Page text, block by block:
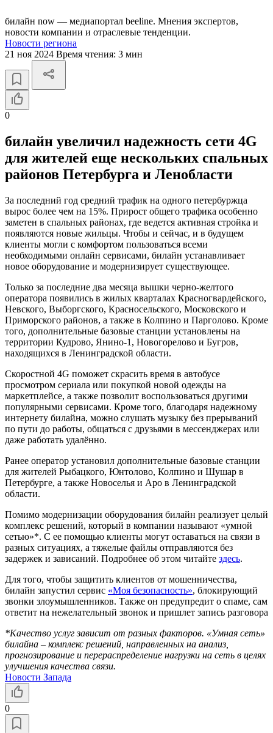
билайн now — медиапортал beeline. Мнения экспертов,
новости компании и отраслевые тенденции.
Новости региона
21 ноя 2024 Время чтения: 3 мин
0
билайн увеличил надежность сети 4G
для жителей еще нескольких спальных
районов Петербурга и Ленобласти
За последний год средний трафик на одного петербуржца
вырос более чем на 15%. Прирост общего трафика особенно
заметен в спальных районах, где ведется активная стройка и
появляются новые жильцы. Чтобы и сейчас, и в будущем
клиенты могли с комфортом пользоваться всеми
необходимыми онлайн сервисами, билайн устанавливает
новое оборудование и модернизирует существующее.
Только за последние два месяца вышки черно-желтого
оператора появились в жилых кварталах Красногвардейского,
Невского, Выборгского, Красносельского, Московского и
Приморского районов, а также в Колпино и Парголово. Кроме
того, дополнительные базовые станции установлены на
территории Кудрово, Янино-1, Новогорелово и Бугров,
находящихся в Ленинградской области.
Скоростной 4G поможет скрасить время в автобусе
просмотром сериала или покупкой новой одежды на
маркетплейсе, а также позволит воспользоваться другими
популярными сервисами. Кроме того, благодаря надежному
интернету билайна, можно слушать музыку без прерываний
по пути до работы, общаться с друзьями в мессенджерах или
даже работать удалённо.
Ранее оператор установил дополнительные базовые станции
для жителей Рыбацкого, Юнтолово, Колпино и Шушар в
Петербурге, а также Новоселья и Аро в Ленинградской
области.
Помимо модернизации оборудования билайн реализует целый
комплекс решений, который в компании называют «умной
сетью»*. С ее помощью клиенты могут оставаться на связи в
разных ситуациях, а тяжелые файлы отправляются без
задержек и зависаний. Подробнее об этом читайте здесь.
Для того, чтобы защитить клиентов от мошенничества,
билайн запустил сервис «Моя безопасность», блокирующий
звонки злоумышленников. Также он предупредит о спаме, сам
ответит на нежелательный звонок и пришлет запись разговора
*Качество услуг зависит от разных факторов. «Умная сеть»
билайна – комплекс решений, направленных на анализ,
прогнозирование и перераспределение нагрузки на сеть в целях
улучшения качества связи.
Новости Запада
0